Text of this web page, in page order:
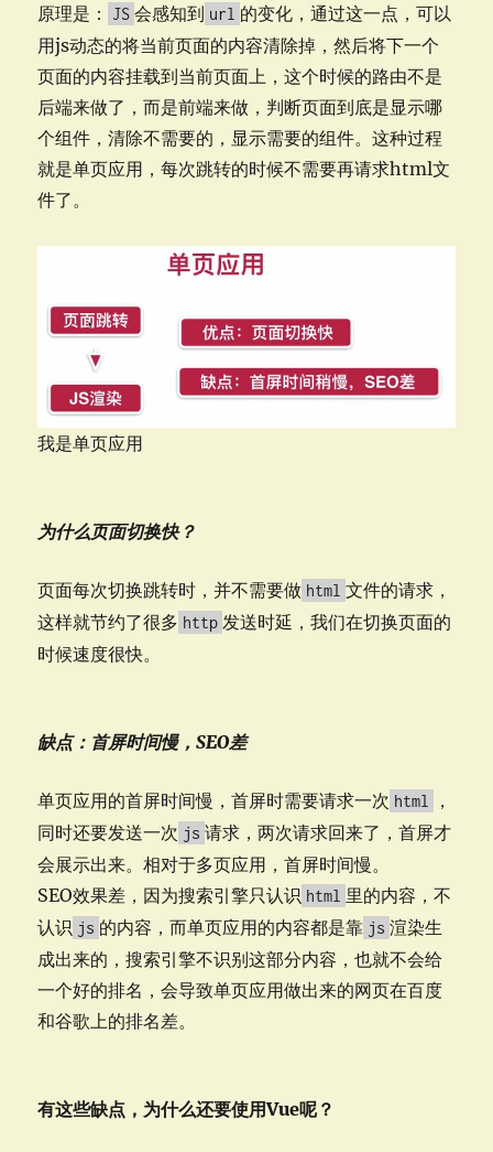
原理是：
JS 会感知到 url 的变化，通过这一点，可以
用js动态的将当前页面的内容清除掉，然后将下一个
页面的内容挂载到当前页面上，这个时候的路由不是
后端来做了，而是前端来做，判断页面到底是显示哪
个组件，清除不需要的，显示需要的组件。这种过程
就是单页应用，每次跳转的时候不需要再请求html文
件了。
我是单页应用
为什么页面切换快？
页面每次切换跳转时，并不需要做 html 文件的请求，
这样就节约了很多 http 发送时延，我们在切换页面的
时候速度很快。
缺点：首屏时间慢，SEO差
单页应用的首屏时间慢，首屏时需要请求一次 html
，
同时还要发送一次 js 请求，两次请求回来了，首屏才
会展示出来。相对于多页应用，首屏时间慢。
SEO效果差，因为搜索引擎只认识 html 里的内容，不
认识 js 的内容，而单页应用的内容都是靠 js 渲染生
成出来的，搜索引擎不识别这部分内容，也就不会给
一个好的排名，会导致单页应用做出来的网页在百度
和谷歌上的排名差。
有这些缺点，为什么还要使用Vue呢？